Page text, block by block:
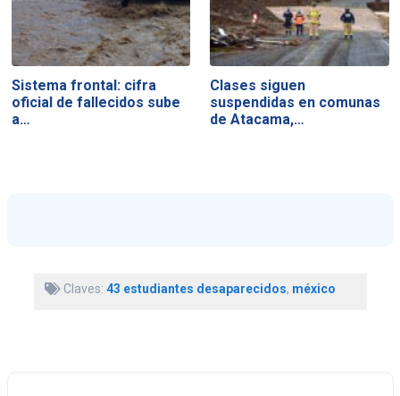
Sistema frontal: cifra
oficial de fallecidos sube
a…
Clases siguen
suspendidas en comunas
de Atacama,…
Claves: 43 estudiantes desaparecidos, méxico